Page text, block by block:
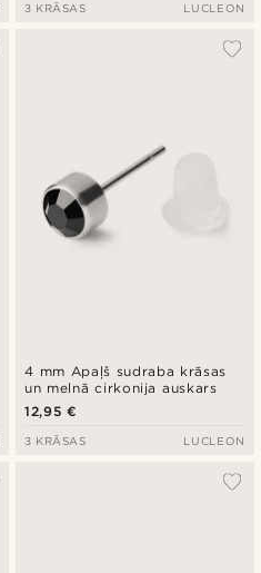
3 KRĀSAS LUCLEON
4 mm Apaļš sudraba krāsas
un melnā cirkonija auskars
12,95 €
3 KRĀSAS LUCLEON